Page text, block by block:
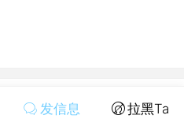
发信息 拉黑Ta